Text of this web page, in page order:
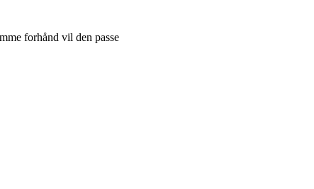
forhånd vil den passe